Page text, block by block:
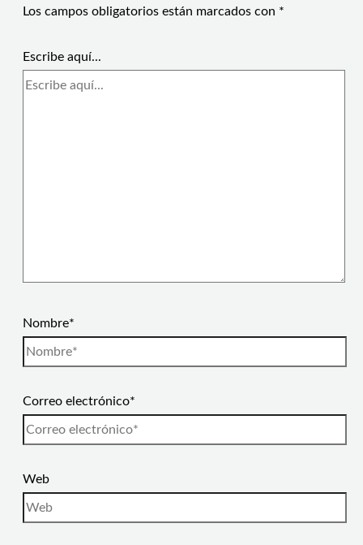
Los campos obligatorios están marcados con *
Escribe aquí...
Nombre*
Correo electrónico*
Web